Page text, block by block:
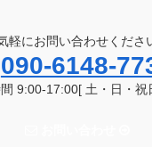
軽にお問い合わせくださ
090-6148-
9:00-17:00[ 土・日・祝